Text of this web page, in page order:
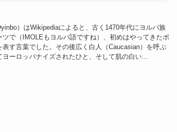
）はWikipediaによると、古く1470年代にヨルバ族
ツで（IMOLEもヨルバ語ですね）、初めはやってきたポ
表す言葉でした。その後広く白人（Caucasian）を呼ぶ
ーロッパナイズされたひと、そして肌の白い...